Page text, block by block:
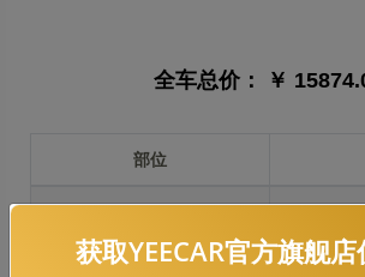
全车总价： ￥
部位
前保险杠
引擎盖
获取YEECAR官方旗舰